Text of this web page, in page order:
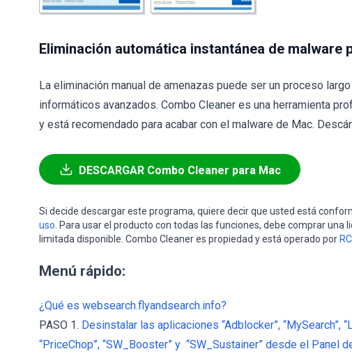
Eliminación automática instantánea de malware
La eliminación manual de amenazas puede ser un proceso
informáticos avanzados. Combo Cleaner es una herramienta
y está recomendado para acabar con el malware de Mac.
DESCARGAR Combo Cleaner para Mac
Si decide descargar este programa, quiere decir que usted está
uso . Para usar el producto con todas las funciones, debe comprar
limitada disponible. Combo Cleaner es propiedad y está operado por
Menú rápido:
¿Qué es websearch.flyandsearch.info?
PASO 1. Desinstalar las aplicaciones “Adblocker”, “MySearch”,
“PriceChop”, “SW_Booster” y “SW_Sustainer” desde el Panel